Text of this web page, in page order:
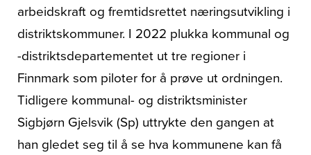
arbeidskraft og fremtidsrettet næringsutvikling i
distriktskommuner. I 2022 plukka kommunal og
-distriktsdepartementet ut tre regioner i
Finnmark som piloter for å prøve ut ordningen.
Tidligere kommunal- og distriktsminister
Sigbjørn Gjelsvik (Sp) uttrykte den gangen at
han gledet seg til å se hva kommunene kan få